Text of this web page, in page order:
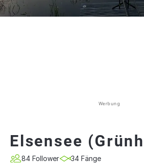
Werbung
Elsensee
84 Follower 34 Fänge